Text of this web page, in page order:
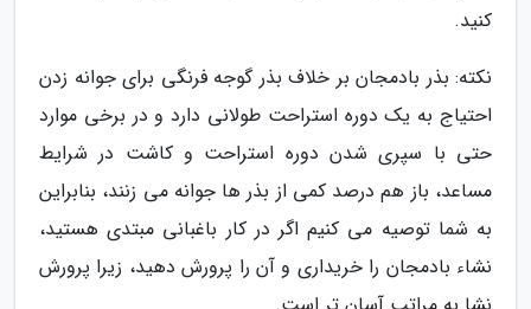
کنید.
نکته: بذر بادمجان بر خلاف بذر گوجه فرنگی برای جوانه زدن
احتیاج به یک دوره استراحت طولانی دارد و در برخی موارد
حتی با سپری شدن دوره استراحت و کاشت در شرایط
مساعد، باز هم درصد کمی از بذر ها جوانه می زنند، بنابراین
به شما توصیه می کنیم اگر در کار باغبانی مبتدی هستید،
نشاء بادمجان را خریداری و آن را پرورش دهید، زیرا پرورش